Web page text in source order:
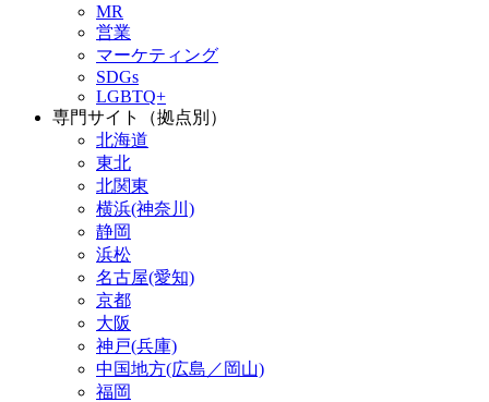
MR
営業
マーケティング
SDGs
LGBTQ+
専門サイト（拠点別）
北海道
東北
北関東
横浜(神奈川)
静岡
浜松
名古屋(愛知)
京都
大阪
神戸(兵庫)
中国地方(広島／岡山)
福岡